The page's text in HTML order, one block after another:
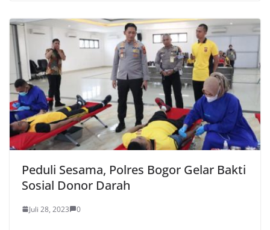
Peduli Sesama, Polres Bogor Gelar Bakti
Sosial Donor Darah
Juli 28, 2023 0